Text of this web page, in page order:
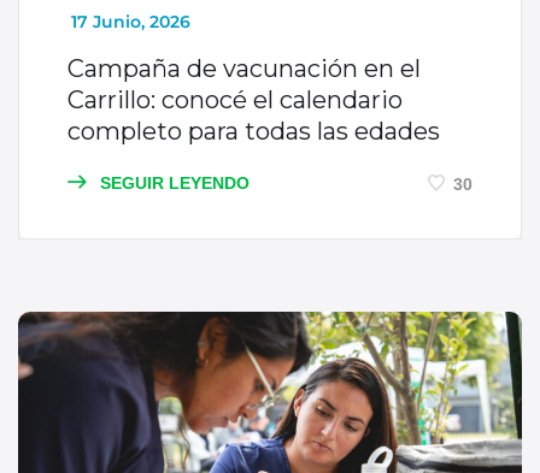
_
17 Junio, 2026
Campaña de vacunación en el
Carrillo: conocé el calendario
completo para todas las edades
SEGUIR LEYENDO 30